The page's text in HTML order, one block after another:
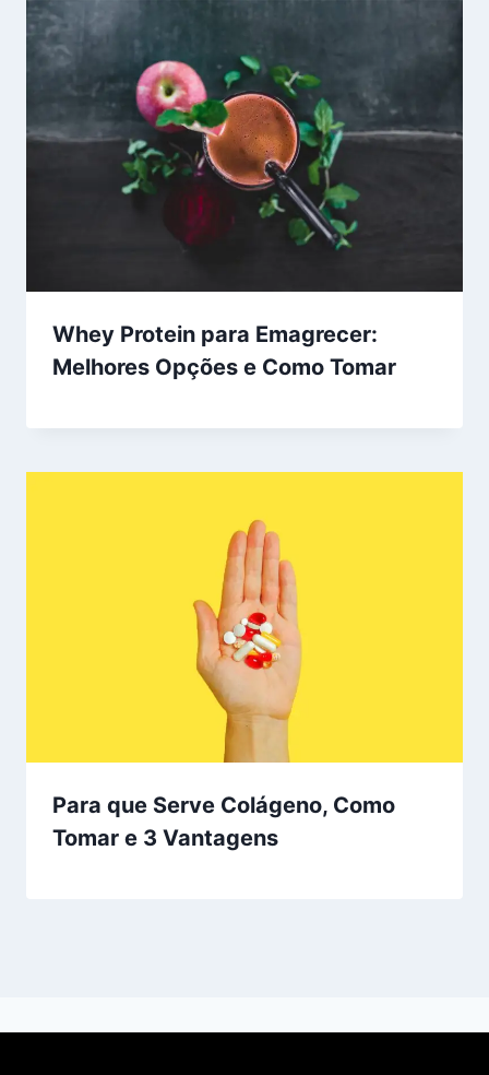
Whey Protein para Emagrecer:
Melhores Opções e Como Tomar
Para que Serve Colágeno, Como
Tomar e 3 Vantagens